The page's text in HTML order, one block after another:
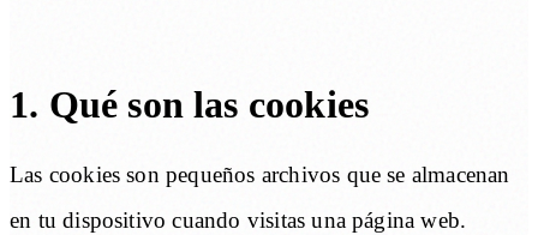
1. Qué son las cookies
Las cookies son pequeños archivos que se almacenan
en tu dispositivo cuando visitas una página web.